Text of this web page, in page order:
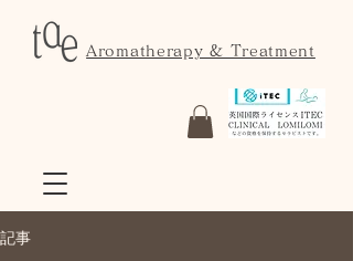
Aromatherapy & Treatment
記事